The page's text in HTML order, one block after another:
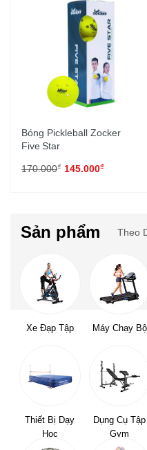
Bóng Pickleball Zocker
Five Star
170.000₫ 145.000₫
Sản phẩm Theo
Xe Đạp Tập Máy Chạy Bộ
Thiết Bị Dạy
Học
Dụng Cụ Tập
Gym